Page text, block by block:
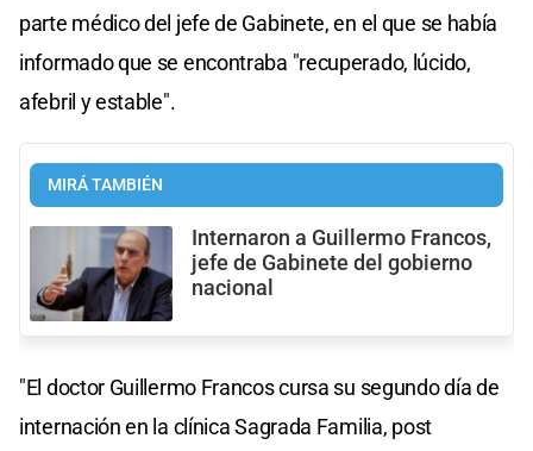
parte médico del jefe de Gabinete, en el que se había
informado que se encontraba "recuperado, lúcido,
afebril y estable".
MIRÁ TAMBIÉN
Internaron a Guillermo Francos,
jefe de Gabinete del gobierno
nacional
"El doctor Guillermo Francos cursa su segundo día de
internación en la clínica Sagrada Familia, post